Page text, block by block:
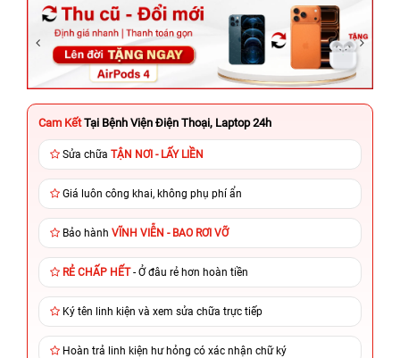
Cam Kết Tại Bệnh Viện Điện Thoại, Laptop 24h
Sửa chữa TẬN NƠI - LẤY LIỀN
Giá luôn công khai, không phụ phí ẩn
Bảo hành VĨNH VIỄN - BAO RƠI VỠ
RẺ CHẤP HẾT- Ở đâu rẻ hơn hoàn tiền
Ký tên linh kiện và xem sửa chữa trực tiếp
Hoàn trả linh kiện hư hỏng có xác nhận chữ ký